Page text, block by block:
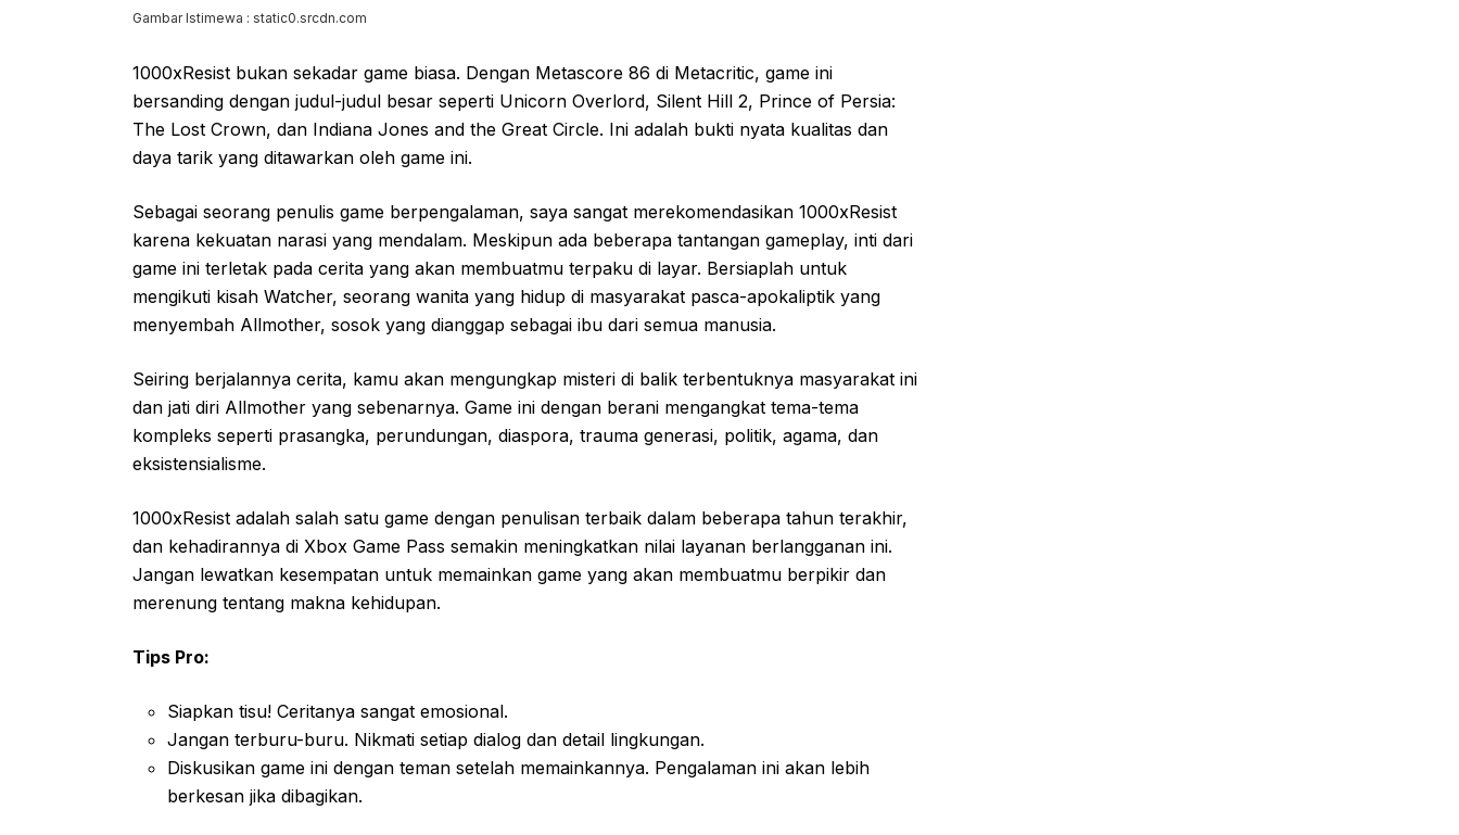
Gambar Istimewa : static0.srcdn.com
1000xResist bukan sekadar game biasa. Dengan Metascore 86 di Metacritic, game ini
bersanding dengan judul-judul besar seperti Unicorn Overlord, Silent Hill 2, Prince of Persia:
The Lost Crown, dan Indiana Jones and the Great Circle. Ini adalah bukti nyata kualitas dan
daya tarik yang ditawarkan oleh game ini.
Sebagai seorang penulis game berpengalaman, saya sangat merekomendasikan 1000xResist
karena kekuatan narasi yang mendalam. Meskipun ada beberapa tantangan gameplay, inti dari
game ini terletak pada cerita yang akan membuatmu terpaku di layar. Bersiaplah untuk
mengikuti kisah Watcher, seorang wanita yang hidup di masyarakat pasca-apokaliptik yang
menyembah Allmother, sosok yang dianggap sebagai ibu dari semua manusia.
Seiring berjalannya cerita, kamu akan mengungkap misteri di balik terbentuknya masyarakat ini
dan jati diri Allmother yang sebenarnya. Game ini dengan berani mengangkat tema-tema
kompleks seperti prasangka, perundungan, diaspora, trauma generasi, politik, agama, dan
eksistensialisme.
1000xResist adalah salah satu game dengan penulisan terbaik dalam beberapa tahun terakhir,
dan kehadirannya di Xbox Game Pass semakin meningkatkan nilai layanan berlangganan ini.
Jangan lewatkan kesempatan untuk memainkan game yang akan membuatmu berpikir dan
merenung tentang makna kehidupan.
Tips Pro:
Siapkan tisu! Ceritanya sangat emosional.
Jangan terburu-buru. Nikmati setiap dialog dan detail lingkungan.
Diskusikan game ini dengan teman setelah memainkannya. Pengalaman ini akan lebih
berkesan jika dibagikan.